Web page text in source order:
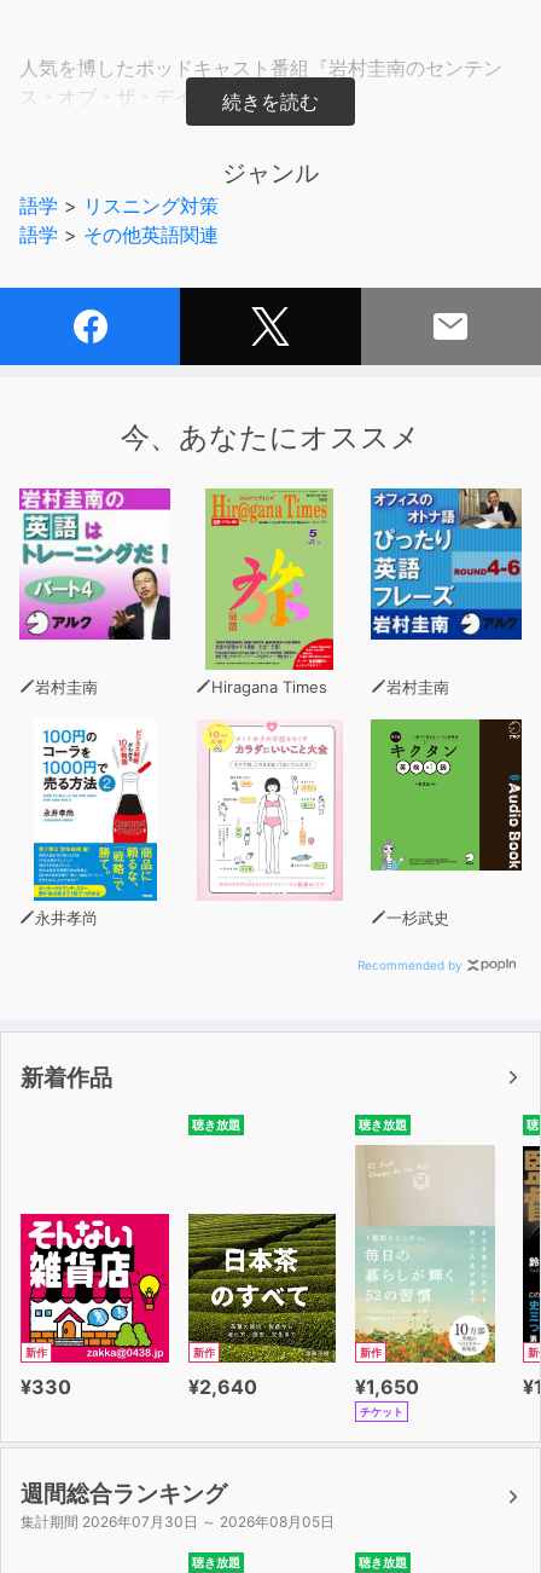
人気を博したポッドキャスト番組『岩村圭南のセンテン
ス・オブ・ザ・デイ』を収録。
日常会話の中で頻繁に使われる英語表現を岩村先生が軽妙
1日の学習時間はたったの30〜40秒です。
書籍版『コレ英語で言ってみよう!』も好評発売中!
ジャンル
語学 > リスニング対策
語学 > その他英語関連
今、あなたにオススメ
岩村圭南 Hiragana Times 岩村圭南
永井孝尚 一杉武史
Recommended by
新着作品
新作
¥330
聴き放題
新作
¥2,640
聴き放題
新作
¥1,650
チケット
聴
新
週間総合ランキング
集計期間 2026年07月30日 ～ 2026年08月05日
聴き放題 聴き放題